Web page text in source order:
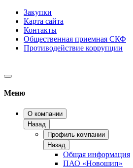
Закупки
Карта сайта
Контакты
Общественная приемная СКФ
Противодействие коррупции
Меню
О компании
Назад
Профиль компании
Назад
Общая информация
ПАО «Новошип»